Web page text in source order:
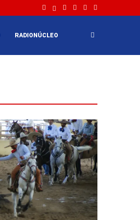
RADIONÚCLEO